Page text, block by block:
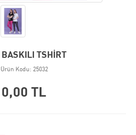
TSHİRT
Ürün Kodu: 25032
0,00 TL